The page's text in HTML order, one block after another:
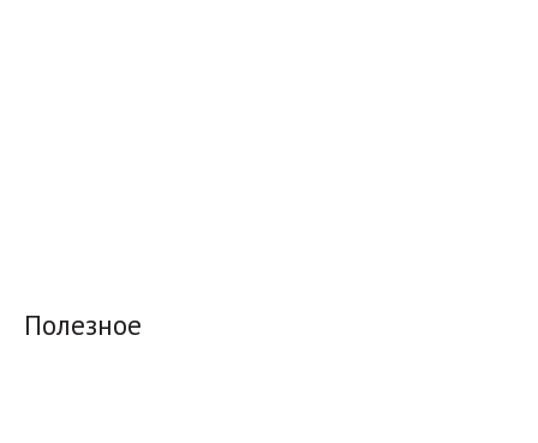
Полезное